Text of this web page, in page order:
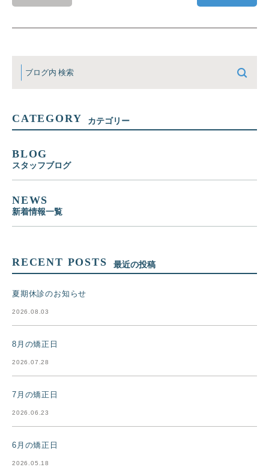
CATEGORY カテゴリー
BLOG
スタッフブログ
NEWS
新着情報一覧
RECENT POSTS 最近の投稿
夏期休診のお知らせ
2026.08.03
8月の矯正日
2026.07.28
7月の矯正日
2026.06.23
6月の矯正日
2026.05.18